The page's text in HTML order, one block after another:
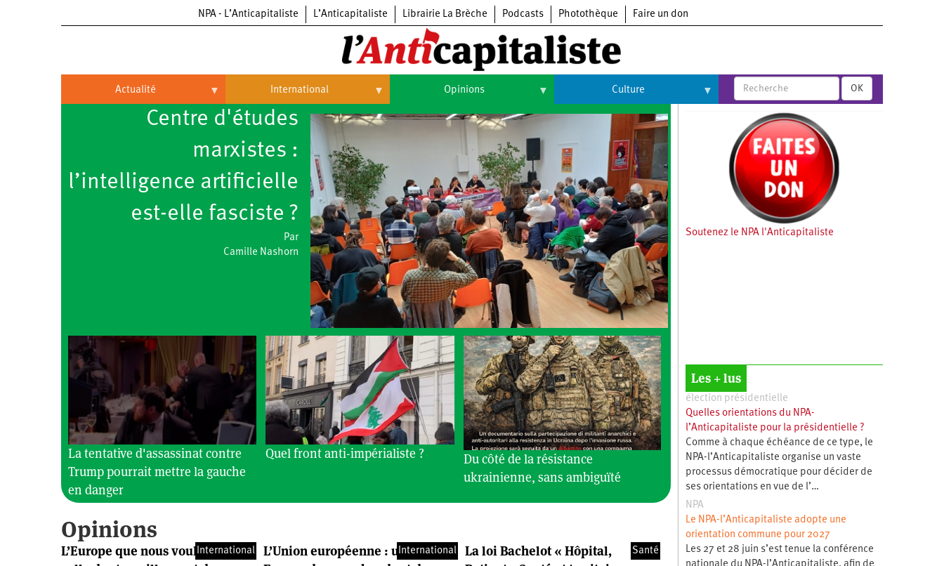
NPA - L’Anticapitaliste L’Anticapitaliste Librairie La Brèche Podcasts Photothèque Faire un don
Actualité
Entreprises
SNCF
Services
publics
Oppressions
Vidéos
mon
département
International
International
Brésil
Chine
États-
Unis
Continents
du
Nord
Amérique
latine
Asie
Europe
Moyen-
Orient
Océanie
Opinions
Opinions
Culture
Arts
Cinéma
Expositions
Livres
Musique
OK
Centre d'études
marxistes :
l’intelligence artificielle
est-elle fasciste ?
Par
Camille Nashorn
La tentative d'assassinat contre
Trump pourrait mettre la gauche
en danger
Quel front anti-impérialiste ?
Du côté de la résistance
ukrainienne, sans ambiguïté
Opinions
International
L’Europe que nous voulons :
International
L’Union européenne : une
Santé
La loi Bachelot « Hôpital,
Soutenez le NPA l'Anticapitaliste
Les + lus
élection présidentielle
Quelles orientations du NPA-
l’Anticapitaliste pour la présidentielle ?
Comme à chaque échéance de ce type, le
NPA-l’Anticapitaliste organise un vaste
processus démocratique pour décider de
ses orientations en vue de l’…
NPA
Le NPA-l’Anticapitaliste adopte une
orientation commune pour 2027
Les 27 et 28 juin s’est tenue la conférence